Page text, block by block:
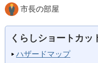
市長の部屋
くらしショートカッ
ハザードマップ